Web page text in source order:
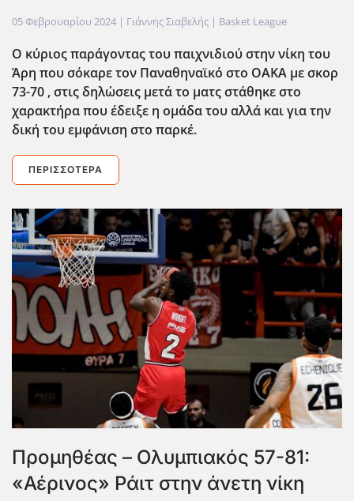
05 Φεβρουαρίου 2024 | Γιάννης Σιαβελής | Basket League
Ο κύριος παράγοντας του παιχνιδιού στην νίκη του
Άρη που σόκαρε τον Παναθηναϊκό στο ΟΑΚΑ με σκορ
73-70 , στις δηλώσεις μετά το ματς στάθηκε στο
χαρακτήρα που έδειξε η ομάδα του αλλά και για την
δική του εμφάνιση στο παρκέ.
ΠΕΡΙΣΣΌΤΕΡΑ
Προμηθέας – Ολυμπιακός 57-81:
«Αέρινος» Ράιτ στην άνετη νίκη